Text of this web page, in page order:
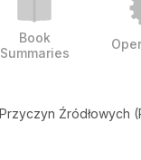
Book
Summaries
Źródłowych